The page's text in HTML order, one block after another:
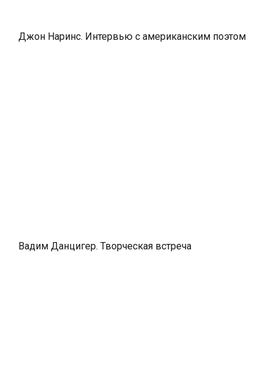
Джон Наринс. Интервью с американским поэтом
Вадим Данцигер. Творческая встреча